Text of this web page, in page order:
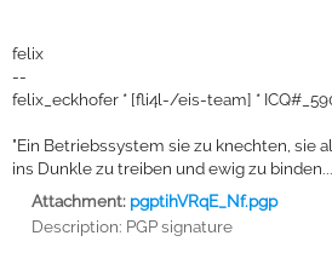
felix
--
felix_eckhofer * [fli4l-/eis-team] *
"Ein Betriebssystem sie zu knechten, sie
ins Dunkle zu treiben und ewig zu
Attachment: pgptihVRqE_Nf.pgp
Description: PGP signature